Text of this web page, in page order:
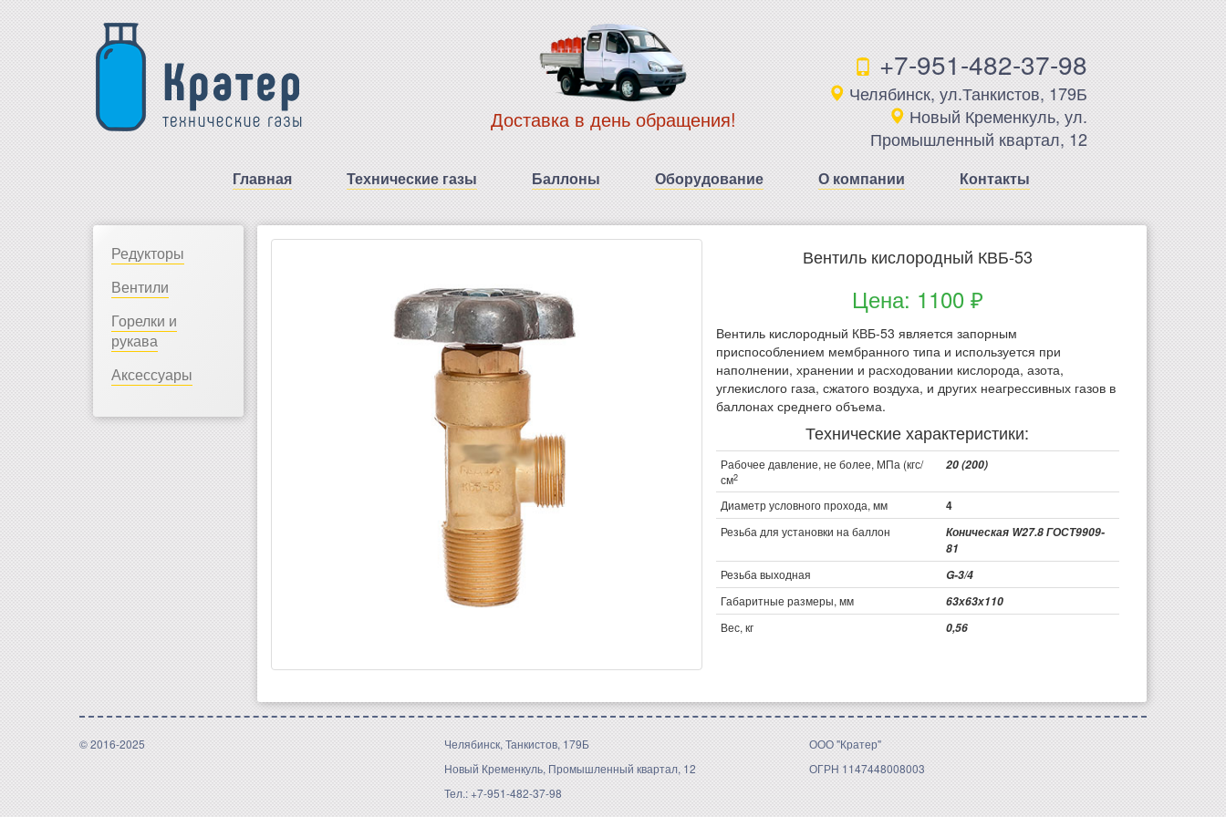
Доставка в день обращения!
+7-951-482-37-98
Челябинск, ул.Танкистов, 179Б
Новый Кременкуль, ул.
Промышленный квартал, 12
Главная Технические газы Баллоны Оборудование О компании Контакты
Редукторы
Вентили
Горелки и
рукава
Аксессуары
Вентиль кислородный КВБ-53
Цена: 1100 ₽
Вентиль кислородный КВБ-53 является запорным
приспособлением мембранного типа и используется при
наполнении, хранении и расходовании кислорода, азота,
углекислого газа, сжатого воздуха, и других неагрессивных газов в
баллонах среднего объема.
Технические характеристики:
Рабочее давление, не более, МПа (кгс/
см2
20 (200)
Диаметр условного прохода, мм 4
Резьба для установки на баллон
Коническая W27.8 ГОСТ9909-
81
Резьба выходная
G-3/4
Габаритные размеры, мм
63х63х110
Вес, кг
0,56
© 2016-2025
Челябинск, Танкистов, 179Б
Новый Кременкуль, Промышленный квартал, 12
Тел.: +7-951-482-37-98
ООО "Кратер"
ОГРН 1147448008003